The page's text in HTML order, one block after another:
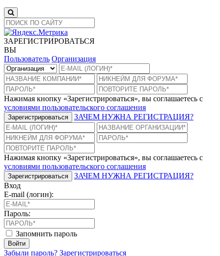
ЗАРЕГИСТРИРОВАТЬСЯ
ВЫ
Пользователь Организация
Нажимая кнопку «Зарегистрироваться», вы соглашаетесь с
условиями пользовательского соглашения
Зарегистрироваться ЗАЧЕМ НУЖНА РЕГИСТРАЦИЯ?
Нажимая кнопку «Зарегистрироваться», вы соглашаетесь с
условиями пользовательского соглашения
Зарегистрироваться
ЗАЧЕМ НУЖНА РЕГИСТРАЦИЯ?
Вход
E-mail (логин):
Пароль:
Запомнить пароль
Войти
Забыли пароль? Зарегистрироваться